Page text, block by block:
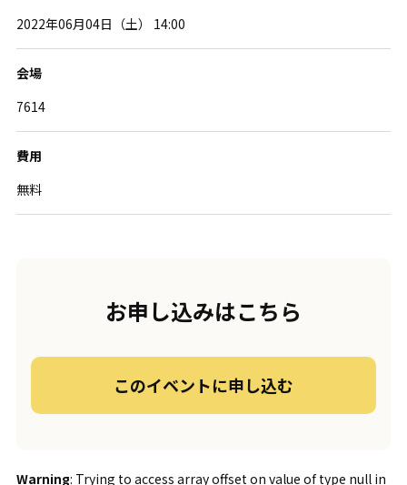
2022年06月04日（土） 14:00
会場
7614
費用
無料
お申し込みはこちら
このイベントに申し込む
Warning: Trying to access array offset on value of type null in